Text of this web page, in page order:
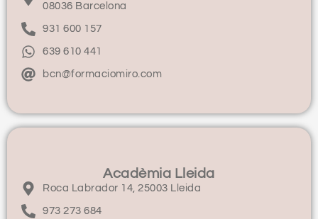
08036 Barcelona
931 600 157
639 610 441
bcn@formaciomiro.com
Acadèmia Lleida
Roca Labrador 14, 25003 Lleida
973 273 684